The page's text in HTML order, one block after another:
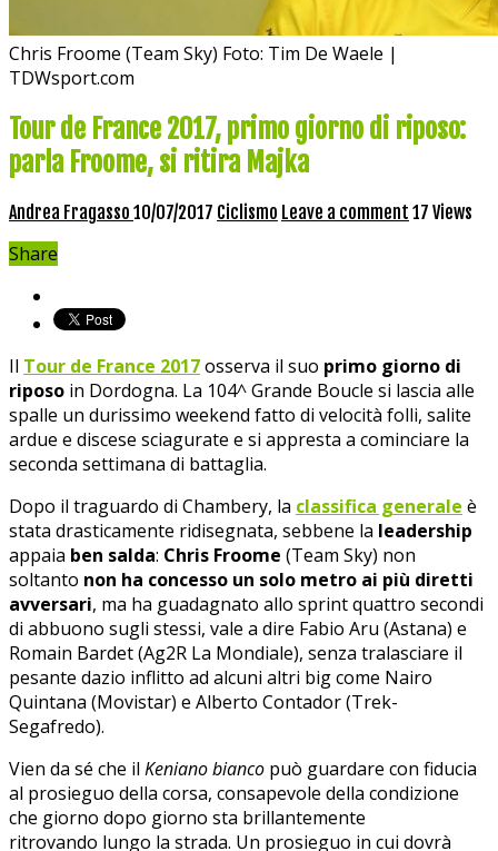
Chris Froome (Team Sky) Foto: Tim De Waele |
TDWsport.com
Tour de France 2017, primo giorno di riposo:
parla Froome, si ritira Majka
Andrea Fragasso 10/07/2017 Ciclismo Leave a comment 17 Views
Share
Il Tour de France 2017osserva il suo primo giorno di
riposo in Dordogna. La 104^ Grande Boucle si lascia alle
spalle un durissimo weekend fatto di velocità folli, salite
ardue e discese sciagurate e si appresta a cominciare la
seconda settimana di battaglia.
Dopo il traguardo di Chambery, la classifica generale è
stata drasticamente ridisegnata, sebbene la leadership
appaia ben salda: Chris Froome (Team Sky) non
soltanto non ha concesso un solo metro ai più diretti
avversari, ma ha guadagnato allo sprint quattro secondi
di abbuono sugli stessi, vale a dire Fabio Aru (Astana) e
Romain Bardet (Ag2R La Mondiale), senza tralasciare il
pesante dazio inflitto ad alcuni altri big come Nairo
Quintana (Movistar) e Alberto Contador (Trek-
Segafredo).
Vien da sé che il Keniano bianco può guardare con fiducia
al prosieguo della corsa, consapevole della condizione
che giorno dopo giorno sta brillantemente
ritrovando lungo la strada. Un prosieguo in cui dovrà